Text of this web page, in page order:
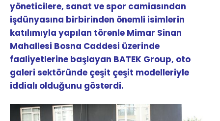
yöneticilere, sanat ve spor camiasından
işdünyasına birbirinden önemli isimlerin
katılımıyla yapılan törenle Mimar Sinan
Mahallesi Bosna Caddesi üzerinde
faaliyetlerine başlayan BATEK Group, oto
galeri sektöründe çeşit çeşit modelleriyle
iddialı olduğunu gösterdi.